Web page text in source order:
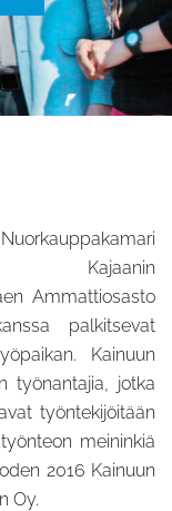
Kajaanin
Ammattiosasto
palkitsevat
Kainuun
työnantajia, jotka
työntekijöitään
meininkiä
2016 Kainuun
Oy.